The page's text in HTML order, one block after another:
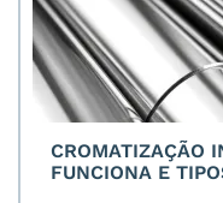
CROMATIZAÇÃO
FUNCIONA E